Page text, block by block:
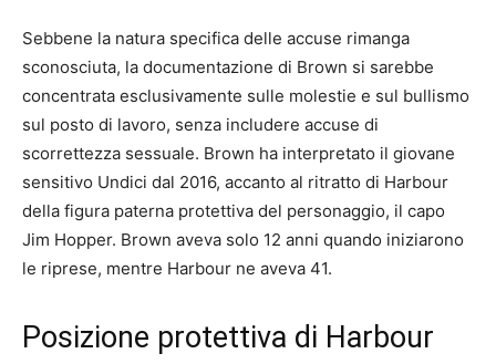
Sebbene la natura specifica delle accuse rimanga
sconosciuta, la documentazione di Brown si sarebbe
concentrata esclusivamente sulle molestie e sul bullismo
sul posto di lavoro, senza includere accuse di
scorrettezza sessuale. Brown ha interpretato il giovane
sensitivo Undici dal 2016, accanto al ritratto di Harbour
della figura paterna protettiva del personaggio, il capo
Jim Hopper. Brown aveva solo 12 anni quando iniziarono
le riprese, mentre Harbour ne aveva 41.
Posizione protettiva di Harbour